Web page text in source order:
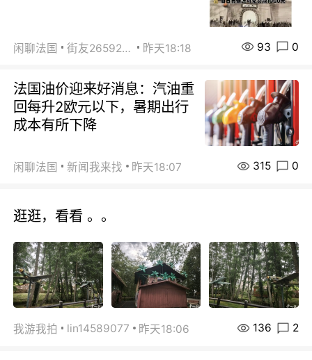
闲聊法国 街友26592800 昨天18:18 93 0
法国油价迎来好消息：汽油重
回每升2欧元以下，暑期出行
成本有所下降
闲聊法国 新闻我来找 昨天18:07 315 0
逛逛，看看 。。
我游我拍 lin14589077 昨天18:06 136 2